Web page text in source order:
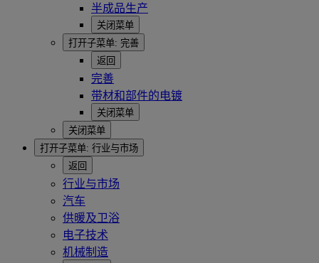
半成品生产
关闭菜单
打开子菜单: 完善
返回
完善
带材和部件的电镀
关闭菜单
关闭菜单
打开子菜单: 行业与市场
返回
行业与市场
汽车
供暖及卫浴
电子技术
机械制造